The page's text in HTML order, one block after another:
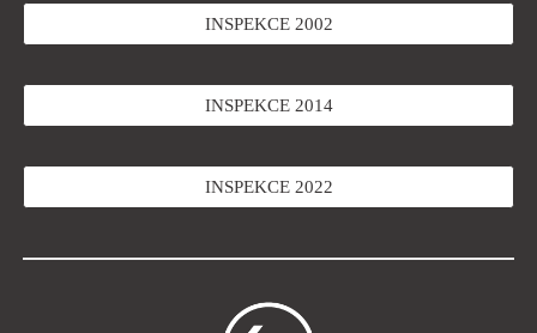
INSPEKCE 2002
INSPEKCE 2014
INSPEKCE 2022